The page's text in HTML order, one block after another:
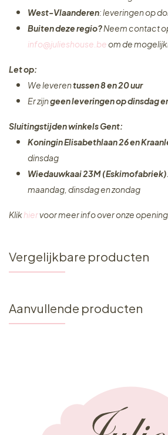
West-Vlaanderen: leveringen op
Buiten deze regio?Neem contact
info@julieshouse.beom de
Let op:
We leverentussen 8 en 20 uur
Er zijngeen leveringenop dinsdag
Sluitingstijden winkels Gent:
Koningin Elisabethlaan 26 en
dinsdag
Wiedauwkaai 23M
maandag, dinsdag en zondag
Klikhiervoor meer info over onze
Vergelijkbare producten
Aanvullende producten